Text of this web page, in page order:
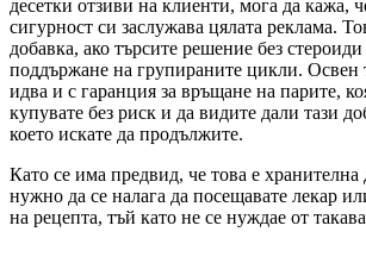
десетки отзиви на клиенти, мога да кажа,
сигурност си заслужава цялата реклама.
добавка, ако търсите решение без
поддържане на групираните цикли. Освен
идва и с гаранция за връщане на парите,
купувате без риск и да видите дали тази
което искате да продължите.
Като се има предвид, че това е хранителна
нужно да се налага да посещавате лекар
на рецепта, тъй като не се нуждае от